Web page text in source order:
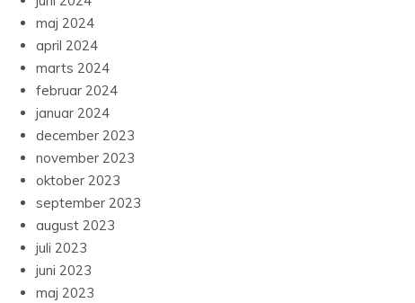
maj 2024
april 2024
marts 2024
februar 2024
januar 2024
december 2023
november 2023
oktober 2023
september 2023
august 2023
juli 2023
juni 2023
maj 2023